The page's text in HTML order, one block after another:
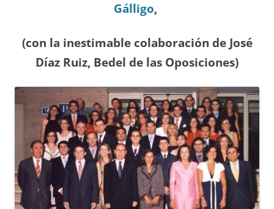
Gálligo,
(con la inestimable colaboración de José
Díaz Ruiz, Bedel de las Oposiciones)